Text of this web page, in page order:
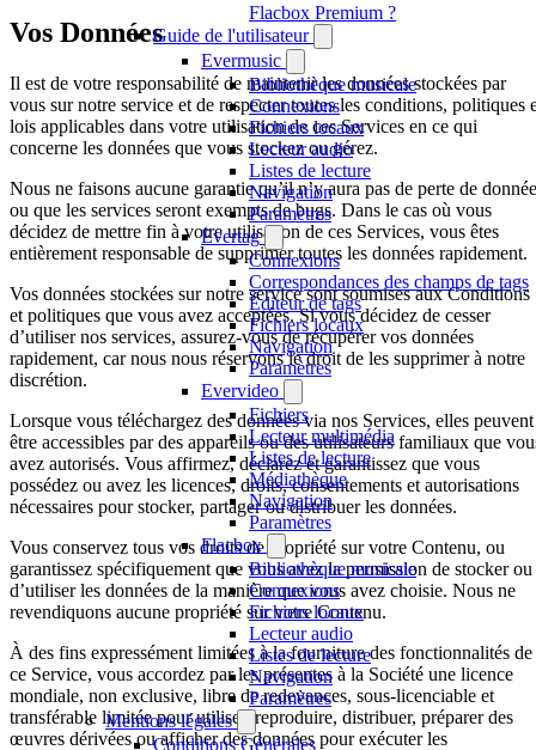
Flacbox Premium ?
Guide de l'utilisateur
Evermusic
Bibliothèque musicale
Connexions
Fichiers locaux
Lecteur audio
Listes de lecture
Navigation
Paramètres
Evertag
Connexions
Correspondances des champs de tags
Éditeur de tags
Fichiers locaux
Navigation
Paramètres
Evervideo
Fichiers
Lecteur multimédia
Listes de lecture
Médiathèque
Navigation
Paramètres
Flacbox
Bibliothèque musicale
Connexions
Fichiers locaux
Lecteur audio
Listes de lecture
Navigation
Paramètres
Mentions légales
Conditions Générales
Vos Données
Il est de votre responsabilité de maintenir les données stockées par
vous sur notre service et de respecter toutes les conditions, politiques
lois applicables dans votre utilisation de ces Services en ce qui
concerne les données que vous stockez ou gérez.
Nous ne faisons aucune garantie qu’il n’y aura pas de perte de
ou que les services seront exempts de bugs. Dans le cas où vous
décidez de mettre fin à votre utilisation de ces Services, vous êtes
entièrement responsable de supprimer toutes les données rapidement.
Vos données stockées sur notre service sont soumises aux Conditions
et politiques que vous avez acceptées. Si vous décidez de cesser
d’utiliser nos services, assurez-vous de récupérer vos données
rapidement, car nous nous réservons le droit de les supprimer à notre
discrétion.
Lorsque vous téléchargez des données via nos Services, elles peuvent
être accessibles par des appareils ou des utilisateurs familiaux que
avez autorisés. Vous affirmez, déclarez et garantissez que vous
possédez ou avez les licences, droits, consentements et autorisations
nécessaires pour stocker, partager ou distribuer les données.
Vous conservez tous vos droits de propriété sur votre Contenu, ou
garantissez spécifiquement que vous avez la permission de stocker ou
d’utiliser les données de la manière que vous avez choisie. Nous ne
revendiquons aucune propriété sur votre Contenu.
À des fins expressément limitées à la fourniture des fonctionnalités de
ce Service, vous accordez par les présentes à la Société une licence
mondiale, non exclusive, libre de redevances, sous-licenciable et
transférable limitée pour utiliser, reproduire, distribuer, préparer des
œuvres dérivées ou afficher des données pour exécuter les